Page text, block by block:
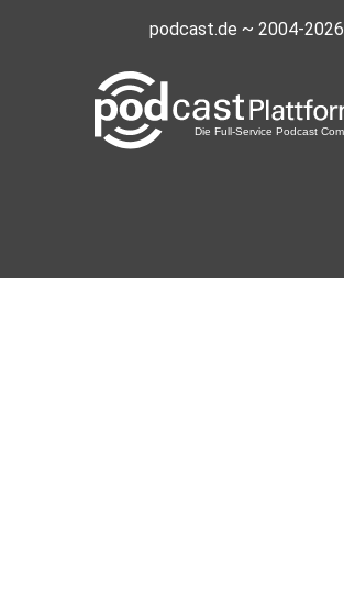
podcast.de ~ 2004-2026